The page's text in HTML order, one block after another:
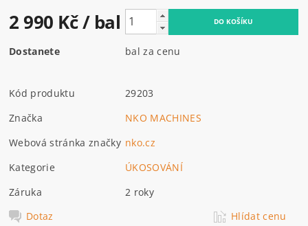
2 990 Kč/ bal
Dostanete bal za cenu
Kód produktu
29203
Značka
NKO MACHINES
Webová stránka značky nko.cz
Kategorie
ÚKOSOVÁNÍ
Záruka
2 roky
Dotaz
Hlídat cenu